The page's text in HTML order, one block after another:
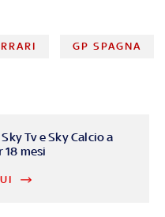
GP SPAGNA
Tv e Sky Calcio a
18 mesi